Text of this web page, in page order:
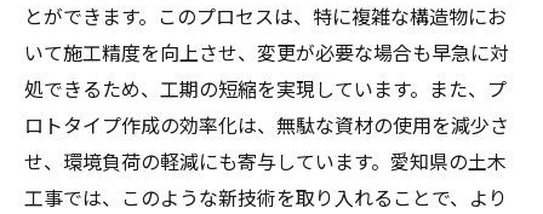
とができます。このプロセスは、特に複雑な構造物にお
いて施工精度を向上させ、変更が必要な場合も早急に対
処できるため、工期の短縮を実現しています。また、プ
ロトタイプ作成の効率化は、無駄な資材の使用を減少さ
せ、環境負荷の軽減にも寄与しています。愛知県の土木
工事では、このような新技術を取り入れることで、より